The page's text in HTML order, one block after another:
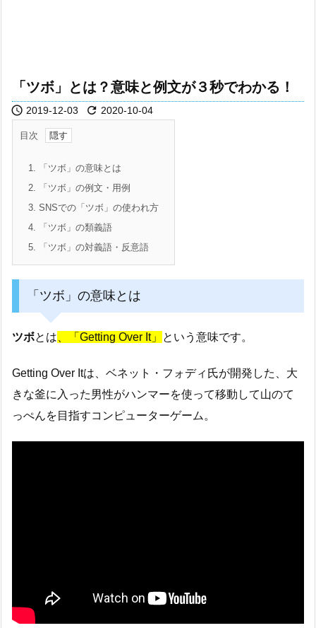
「ツボ」とは？意味と例文が３秒でわかる！
 2019-12-03  2020-10-04
目次
1. 「ツボ」の意味とは
2. 「ツボ」の例文・用例
3. SNSでの「ツボ」の使われ方
4. 「ツボ」の類義語
5. 「ツボ」の対義語・反意語
「ツボ」の意味とは
ツボとは 、「Getting Over It」 という意味です。
Getting Over Itは、ベネット・フォディ氏が開発した、大
きな釜に入った男性がハンマーを使って移動して山のて
っぺんを目指すコンピューターゲーム。